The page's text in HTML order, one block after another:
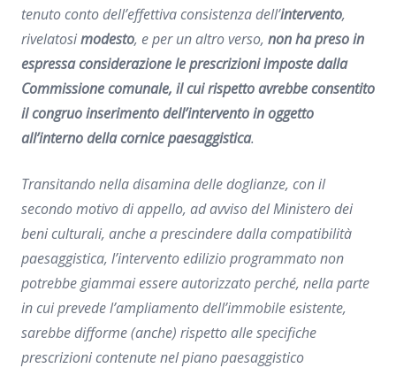
tenuto conto dell’effettiva consistenza dell’intervento,
rivelatosimodesto, e per un altro verso, non ha preso in
espressa considerazione le prescrizioni imposte dalla
Commissione comunale, il cui rispetto avrebbe consentito
il congruo inserimento dell’intervento in oggetto
all’interno della cornice paesaggistica.
Transitando nella disamina delle doglianze, con il
secondo motivo di appello, ad avviso del Ministero dei
beni culturali, anche a prescindere dalla compatibilità
paesaggistica, l’intervento edilizio programmato non
potrebbe giammai essere autorizzato perché, nella parte
in cui prevede l’ampliamento dell’immobile esistente,
sarebbe difforme (anche) rispetto alle specifiche
prescrizioni contenute nel piano paesaggistico